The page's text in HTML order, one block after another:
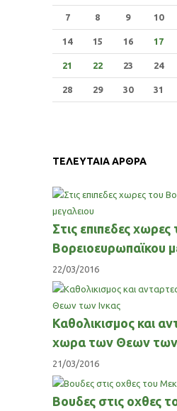
7 8 9 10
14 15 16 17
21 22 23 24
28 29 30 31
ΤΕΛΕΥΤΑΙΑ ΑΡΘΡΑ
Στις επιπεδες χωρες
Βορειοευρωπαϊκου
22/03/2016
Καθολικισμος και
χωρα των Θεων των
21/03/2016
Βουδες στις οχθες